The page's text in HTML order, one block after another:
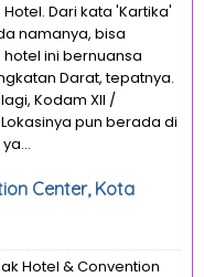
Dari kata 'Kartika'
namanya, bisa
ini bernuansa
Darat, tepatnya.
Kodam XII /
pun berada di
Center, Kota
Hotel & Convention